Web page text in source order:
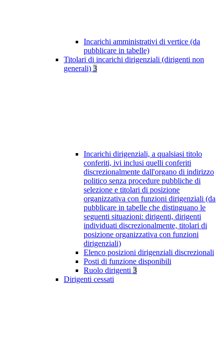
Incarichi amministrativi di vertice (da
pubblicare in tabelle)
Titolari di incarichi dirigenziali (dirigenti non
generali) 3
Incarichi dirigenziali, a qualsiasi titolo
conferiti, ivi inclusi quelli conferiti
discrezionalmente dall'organo di indirizzo
politico senza procedure pubbliche di
selezione e titolari di posizione
organizzativa con funzioni dirigenziali (da
pubblicare in tabelle che distinguano le
seguenti situazioni: dirigenti, dirigenti
individuati discrezionalmente, titolari di
posizione organizzativa con funzioni
dirigenziali)
Elenco posizioni dirigenziali discrezionali
Posti di funzione disponibili
Ruolo dirigenti 3
Dirigenti cessati